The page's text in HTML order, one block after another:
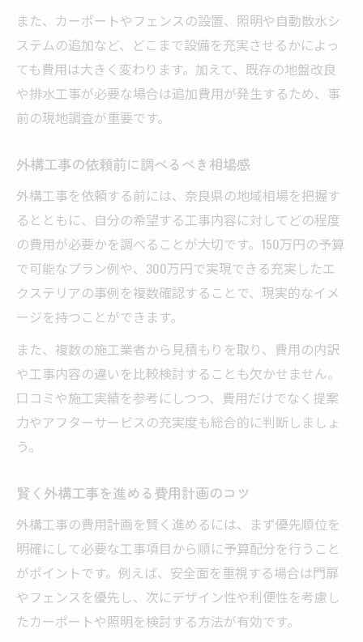
また、カーポートやフェンスの設置、照明や自動散水シ
ステムの追加など、どこまで設備を充実させるかによっ
ても費用は大きく変わります。加えて、既存の地盤改良
や排水工事が必要な場合は追加費用が発生するため、事
前の現地調査が重要です。
外構工事の依頼前に調べるべき相場感
外構工事を依頼する前には、奈良県の地域相場を把握す
るとともに、自分の希望する工事内容に対してどの程度
の費用が必要かを調べることが大切です。150万円の予算
で可能なプラン例や、300万円で実現できる充実したエ
クステリアの事例を複数確認することで、現実的なイメ
ージを持つことができます。
また、複数の施工業者から見積もりを取り、費用の内訳
や工事内容の違いを比較検討することも欠かせません。
口コミや施工実績を参考にしつつ、費用だけでなく提案
力やアフターサービスの充実度も総合的に判断しましょ
う。
賢く外構工事を進める費用計画のコツ
外構工事の費用計画を賢く進めるには、まず優先順位を
明確にして必要な工事項目から順に予算配分を行うこと
がポイントです。例えば、安全面を重視する場合は門扉
やフェンスを優先し、次にデザイン性や利便性を考慮し
たカーポートや照明を検討する方法が有効です。